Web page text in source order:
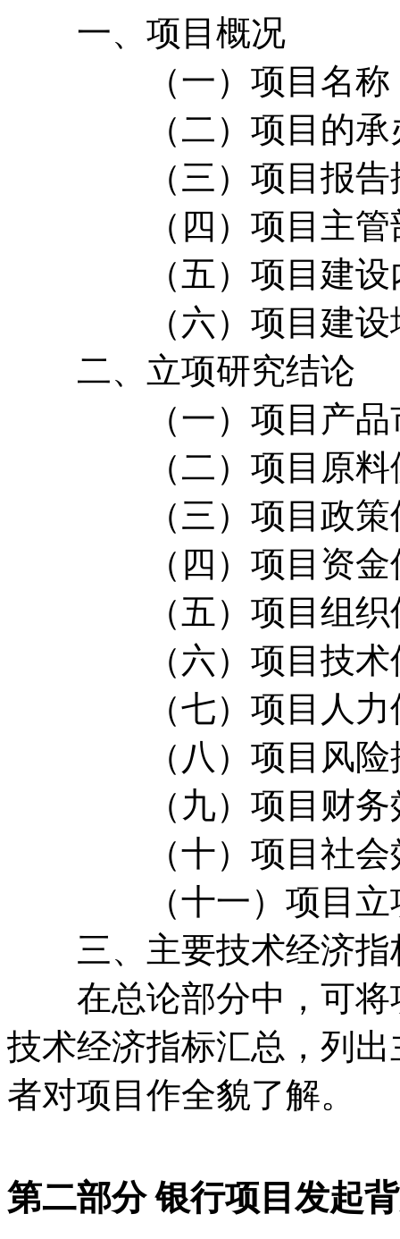
一、项目概况
（一）项目名称
（二）项目的承
（三）项目报告
（四）项目主管
（五）项目建设内
（六）项目建设
二、立项研究结论
（一）项目产品
（二）项目原料
（三）项目政策
（四）项目资金
（五）项目组织
（六）项目技术
（七）项目人力
（八）项目风险
（九）项目财务
（十）项目社会
（十一）项目立项
三、主要技术经济指
在总论部分中，可将
技术经济指标汇总，列
者对项目作全貌了解。
第二部分 银行项目发起